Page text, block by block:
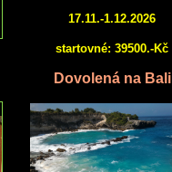
17.11.-1.12.2026
startovné: 39500.-Kč
Dovolená na Bali